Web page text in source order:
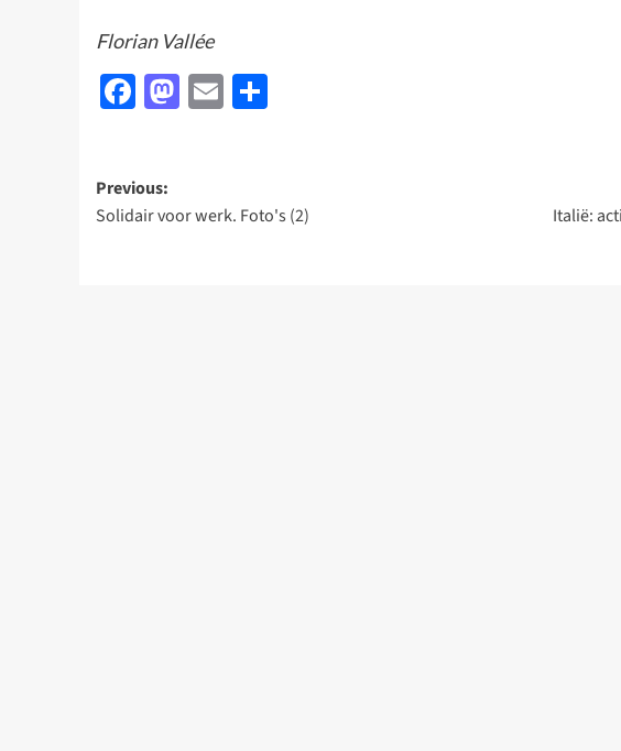
Florian Vallée
Facebook
Mastodon
Email
Post
navigation
Previous:
Solidair voor werk. Foto's (2)
Italië: